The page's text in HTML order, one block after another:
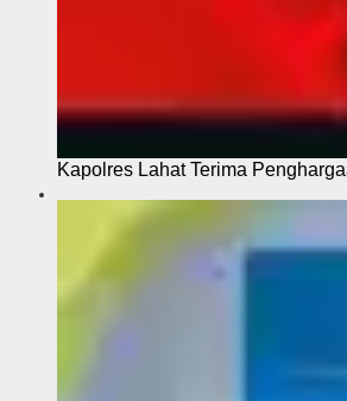
Kapolres Lahat Terima